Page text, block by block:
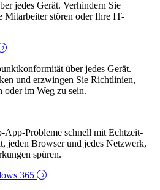
jedes Gerät. Verhindern Sie
Mitarbeiter stören oder Ihre IT-
über jedes Gerät.
und erzwingen Sie Richtlinien,
oder im Weg zu sein.
App-Probleme schnell mit Echtzeit-
jeden Browser und jedes Netzwerk,
spüren.
365